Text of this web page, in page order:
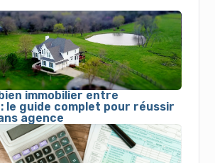
immobilier entre
le guide complet pour réussir
agence